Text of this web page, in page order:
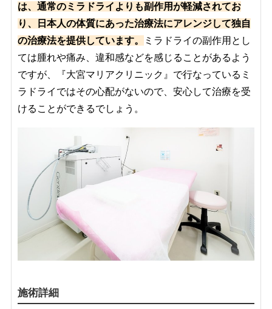
は、通常のミラドライよりも副作用が軽減されてお
り、日本人の体質にあった治療法にアレンジして独自
の治療法を提供しています。
ミラドライの副作用とし
ては腫れや痛み、違和感などを感じることがあるよう
ですが、『大宮マリアクリニック』で行なっているミ
ラドライではその心配がないので、安心して治療を受
けることができるでしょう。
施術詳細